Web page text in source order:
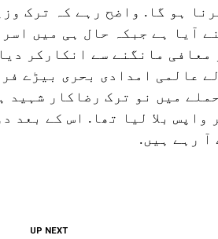
ہو گا. واضح رہے کہ ترک
آیا ہے جبکہ حال ہی میں
معافی مانگنے سے انکارکر
عالمی امدادی بحری بیڑے
میں نو ترک رضاکار شہید
واپس بلا لیا تھا. اس کے بعد
آ رہے ہیں.
UP NEXT